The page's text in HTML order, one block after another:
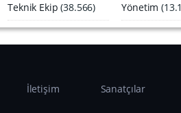
Teknik Ekip (38.566) Yönetim
İletişim Sanatçılar